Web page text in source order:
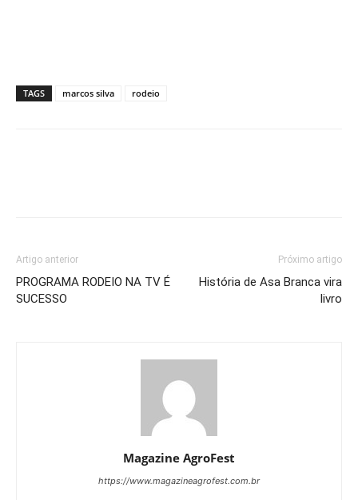
TAGS marcos silva rodeio
Artigo anterior
PROGRAMA RODEIO NA TV É
SUCESSO
Próximo artigo
História de Asa Branca vira
livro
Magazine AgroFest
https://www.magazineagrofest.com.br